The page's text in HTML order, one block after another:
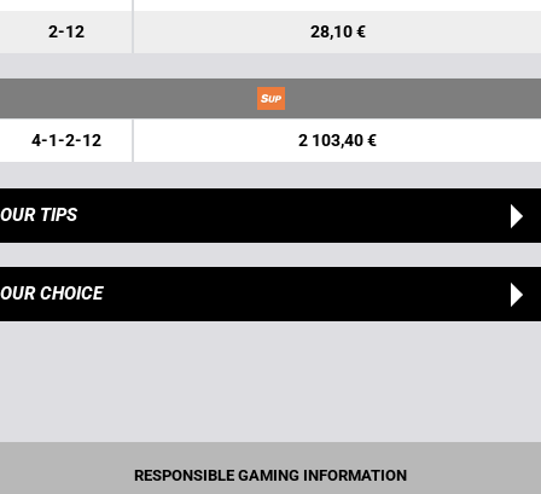
2-12 28,10 €
4-1-2-12 2 103,40 €
OUR TIPS
OUR CHOICE
RESPONSIBLE GAMING INFORMATION